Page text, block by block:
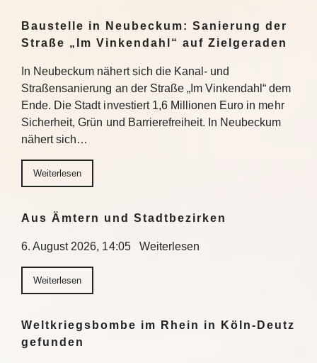
Baustelle in Neubeckum: Sanierung der
Straße „Im Vinkendahl“ auf Zielgeraden
In Neubeckum nähert sich die Kanal- und
Straßensanierung an der Straße „Im Vinkendahl“ dem
Ende. Die Stadt investiert 1,6 Millionen Euro in mehr
Sicherheit, Grün und Barrierefreiheit. In Neubeckum
nähert sich…
Weiterlesen
Aus Ämtern und Stadtbezirken
6. August 2026, 14:05 Weiterlesen
Weiterlesen
Weltkriegsbombe im Rhein in Köln-Deutz
gefunden